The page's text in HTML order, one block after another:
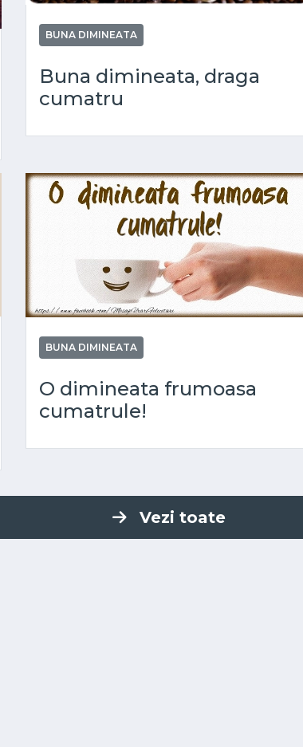
BUNA DIMINEATA
Buna dimineata, draga
cumatru
BUNA DIMINEATA
O dimineata frumoasa
cumatrule!
Vezi toate